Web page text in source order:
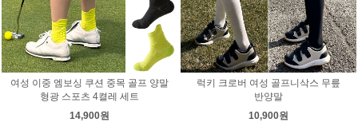
여성 이중 엠보싱 쿠션 중목 골프 양말
형광 스포츠 4켤레 세트
14,900원
럭키 크로버 여성 골프니삭스 무릎
반양말
10,900원